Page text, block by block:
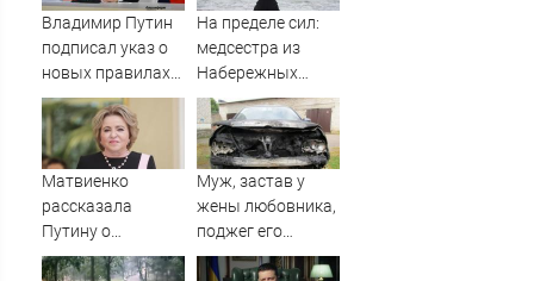
читателей
Владимир Путин
подписал указ о
новых правилах
прохождения
военной службы
На пределе сил:
медсестра из
Набережных
Челнов стала
самым уставшим
человеком в
России
06/08/2026 –
Матвиенко
рассказала
Путину о
появлении моды
Муж, застав у
жены любовника,
поджег его
машину